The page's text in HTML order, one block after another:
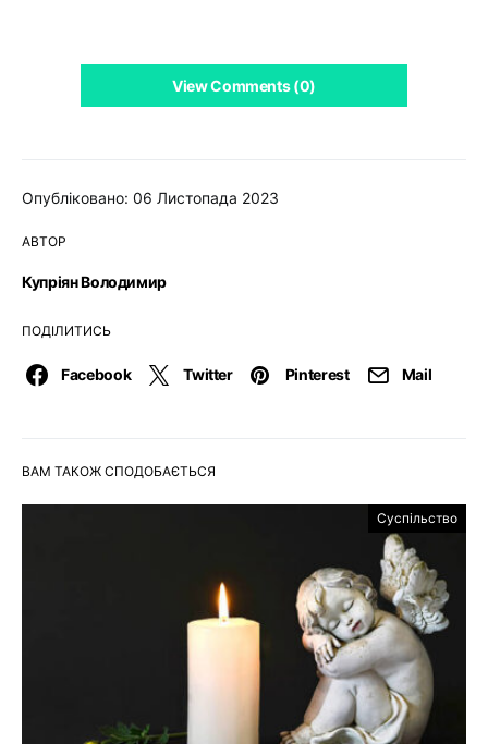
Опубліковано: 06 Листопада 2023
АВТОР
Купріян Володимир
ПОДІЛИТИСЬ
Facebook Twitter Pinterest Mail
View Comments (0)
ВАМ ТАКОЖ СПОДОБАЄТЬСЯ
Суспільство